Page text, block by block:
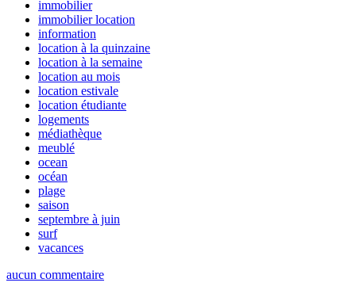
immobilier
immobilier location
information
location à la quinzaine
location à la semaine
location au mois
location estivale
location étudiante
logements
médiathèque
meublé
ocean
océan
plage
saison
septembre à juin
surf
vacances
aucun commentaire